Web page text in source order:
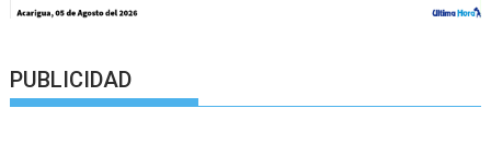
PUBLICIDAD